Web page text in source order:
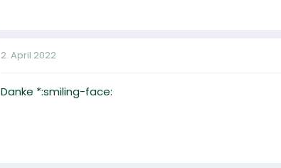
2. April 2022
Danke *:smiling-face: